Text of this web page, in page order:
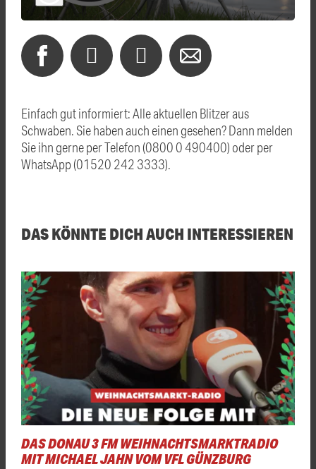
Einfach gut informiert: Alle aktuellen Blitzer aus
Schwaben. Sie haben auch einen gesehen? Dann melden
Sie ihn gerne per Telefon (0800 0 490400) oder per
WhatsApp (01520 242 3333).
DAS KÖNNTE DICH AUCH INTERESSIEREN
DAS DONAU 3 FM WEIHNACHTSMARKTRADIO
MIT MICHAEL JAHN VOM VFL GÜNZBURG